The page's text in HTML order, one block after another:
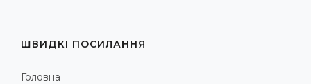
ШВИДКІ ПОСИЛАННЯ
Головна